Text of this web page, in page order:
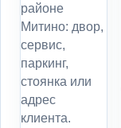
районе
Митино: двор,
сервис,
паркинг,
стоянка или
адрес
клиента.